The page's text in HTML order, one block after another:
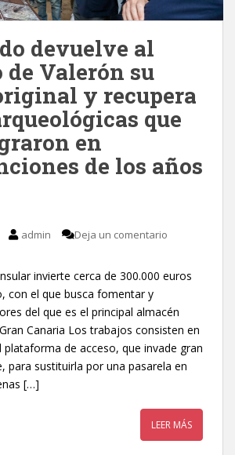
devuelve al
de Valerón su
y recupera
que
en
de los años
admin Deja un comentario
invierte cerca de 300.000 euros
con el que busca fomentar y
del que es el principal almacén
Canaria Los trabajos consisten en
plataforma de acceso, que invade gran
para sustituirla por una pasarela en
[…]
LEER MÁS